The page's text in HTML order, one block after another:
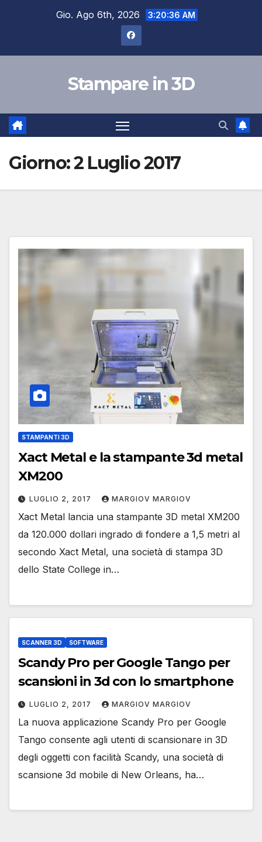
Gio. Ago 6th, 2026 3:20:37 AM
Stampare in 3D
Giorno:2 Luglio 2017
STAMPANTI 3D
Xact Metal e la stampante 3d metal
XM200
LUGLIO 2, 2017 MARGIOV MARGIOV
Xact Metal lancia una stampante 3D metal XM200
da 120.000 dollari ingrado di fondere a 1,5 metri al
secondo Xact Metal, una società di stampa 3D
dello State College in…
SCANNER 3D SOFTWARE
Scandy Pro per Google Tango per
scansioni in 3d con lo smartphone
LUGLIO 2, 2017 MARGIOV MARGIOV
La nuova applicazione Scandy Pro per Google
Tango consente agli utenti di scansionare in 3D
degli oggetti con facilità Scandy, una società di
scansione 3d mobile di New Orleans, ha…